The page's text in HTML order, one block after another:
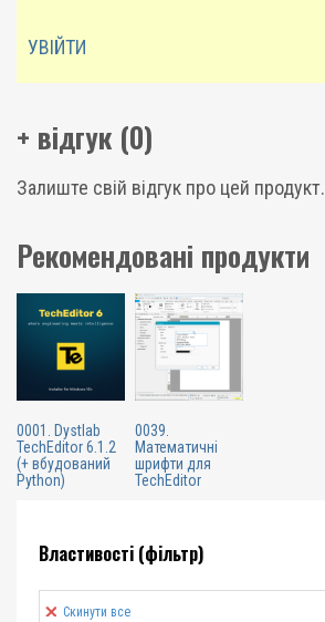
УВІЙТИ
+ відгук (0)
Залиште свій відгук про цей продукт.
Рекомендовані продукти
0001. Dystlab
TechEditor 6.1.2
(+ вбудований
Python)
0039.
Математичні
шрифти для
TechEditor
Властивості (фільтр)
Скинути все